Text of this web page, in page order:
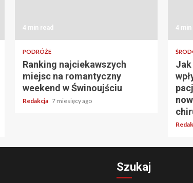
4 min read
PODRÓŻE
Ranking najciekawszych
miejsc na romantyczny
weekend w Świnoujściu
Redakcja 7 miesięcy ago
4 min
Jak
Szukaj